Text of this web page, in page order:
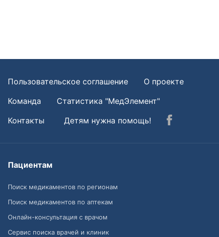
Пользовательское соглашение
О проекте
Команда
Статистика "МедЭлемент"
Контакты
Детям нужна помощь!
Пациентам
Поиск медикаментов по регионам
Поиск медикаментов по аптекам
Онлайн-консультация с врачом
Сервис поиска врачей и клиник